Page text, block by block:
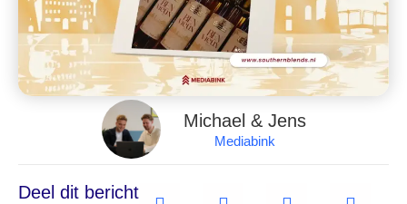
Michael & Jens
Mediabink
Deel dit bericht